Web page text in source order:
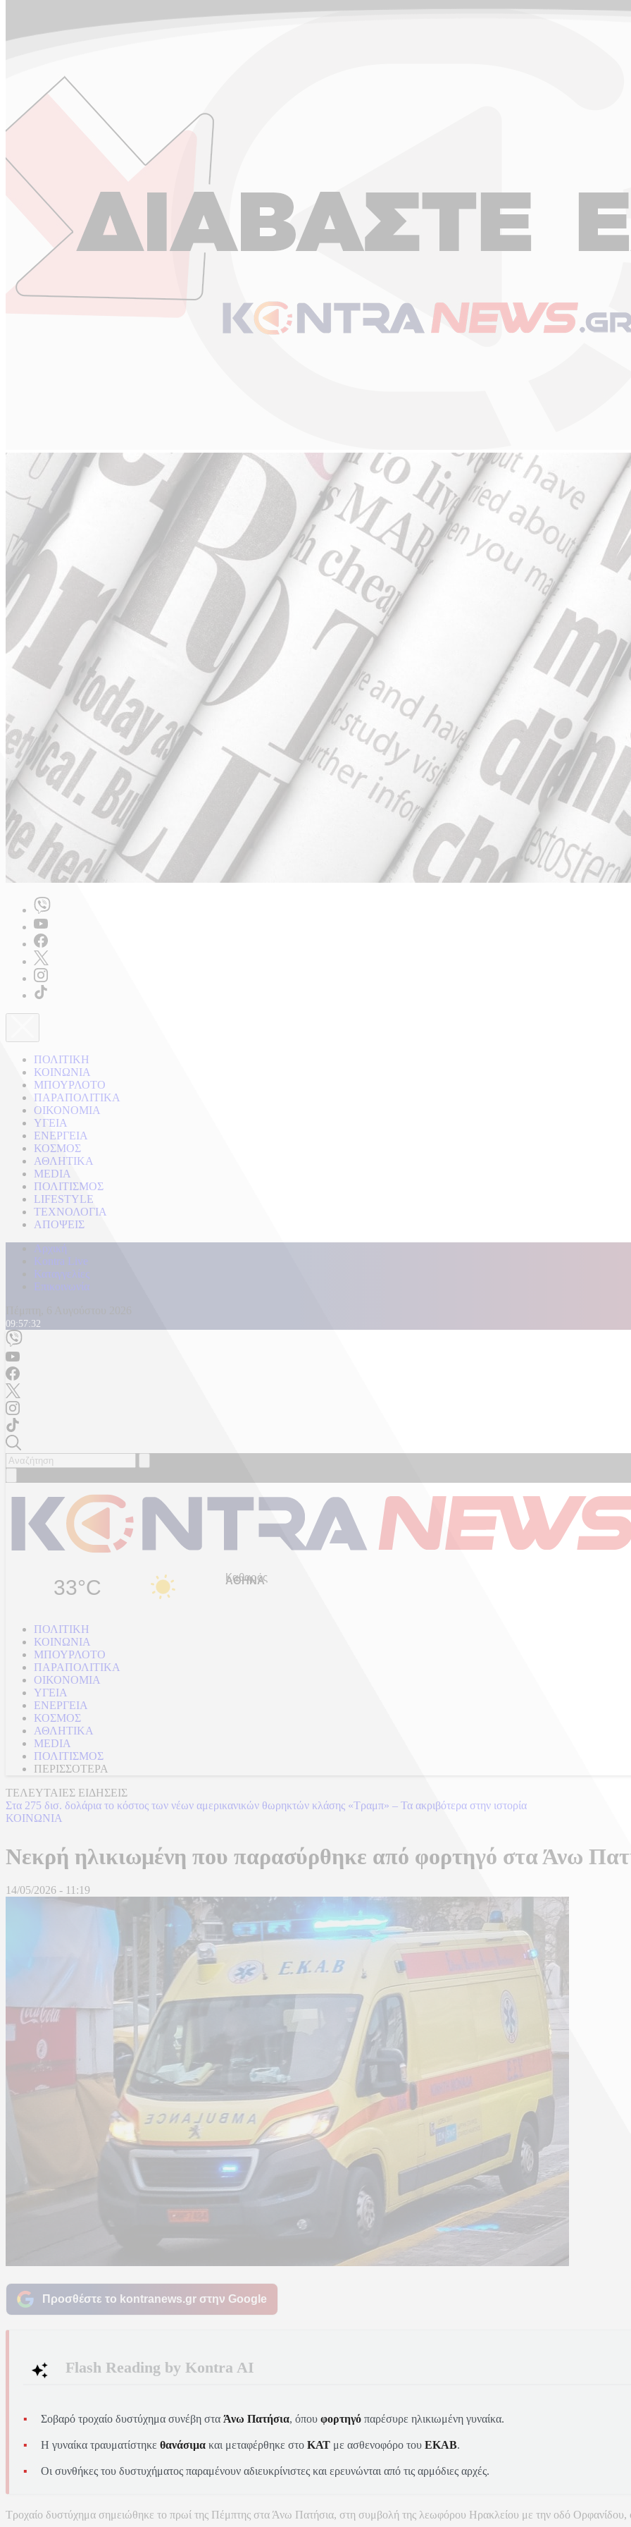
ΠΟΛΙΤΙΚΗ
ΚΟΙΝΩΝΙΑ
ΜΠΟΥΡΛΟΤΟ
ΠΑΡΑΠΟΛΙΤΙΚΑ
ΟΙΚΟΝΟΜΙΑ
ΥΓΕΙΑ
ΕΝΕΡΓΕΙΑ
ΚΟΣΜΟΣ
ΑΘΛΗΤΙΚΑ
MEDIA
ΠΟΛΙΤΙΣΜΟΣ
LIFESTYLE
ΤΕΧΝΟΛΟΓΙΑ
ΑΠΟΨΕΙΣ
Αρχική
Kontra Live
Καταγγελίες
Επικοινωνία
09:57:34
33°C Καθαρός
ΠΟΛΙΤΙΚΗ
ΚΟΙΝΩΝΙΑ
ΜΠΟΥΡΛΟΤΟ
ΠΑΡΑΠΟΛΙΤΙΚΑ
ΟΙΚΟΝΟΜΙΑ
ΥΓΕΙΑ
ΕΝΕΡΓΕΙΑ
ΚΟΣΜΟΣ
ΑΘΛΗΤΙΚΑ
MEDIA
ΠΟΛΙΤΙΣΜΟΣ
ΠΕΡΙΣΣΟΤΕΡΑ
ΤΕΛΕΥΤΑΙΕΣ ΕΙΔΗΣΕΙΣ
Στα 275 δισ. δολάρια το κόστος των νέων αμερικανικών θωρηκτών κλάσης «Τραμπ» – Τα ακριβότερα στην ιστορία
ΚΟΙΝΩΝΙΑ
Νεκρή ηλικιωμένη που παρασύρθηκε από φορτηγό στα Άνω
14/05/2026 - 11:19
Προσθέστε το kontranews.gr στην Google
Flash Reading by Kontra AI
Σοβαρό τροχαίο δυστύχημα συνέβη στα Άνω Πατήσια, όπου φορτηγό παρέσυρε ηλικιωμένη γυναίκα.
Η γυναίκα τραυματίστηκε θανάσιμα και μεταφέρθηκε στο ΚΑΤ με ασθενοφόρο του ΕΚΑΒ.
Οι συνθήκες του δυστυχήματος παραμένουν αδιευκρίνιστες και ερευνώνται από τις αρμόδιες αρχές.
Τροχαίο δυστύχημα σημειώθηκε το πρωί της Πέμπτης στα Άνω Πατήσια, στη συμβολή της λεωφόρου Ηρακλείου με την οδό Ορφανίδου,